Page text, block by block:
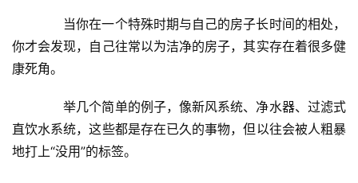
当你在一个特殊时期与自己的房子长时间的相处，
你才会发现，自己往常以为洁净的房子，其实存在着很多健
康死角。
举几个简单的例子，像新风系统、净水器、过滤式
直饮水系统，这些都是存在已久的事物，但以往会被人粗暴
地打上“没用”的标签。